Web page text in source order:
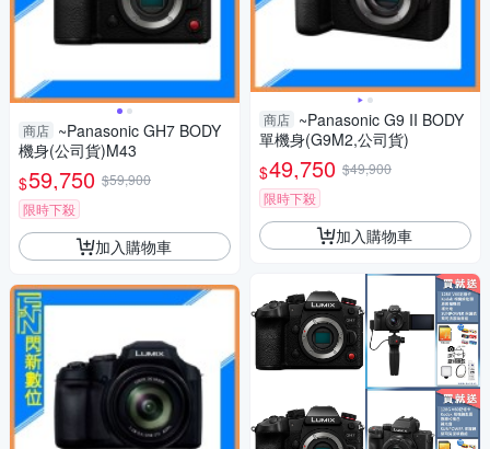
商店 ~Panasonic GH7 BODY
機身(公司貨)M43
$59,750 $59,900
限時下殺
加入購物車
商店 ~Panasonic G9 II BODY
單機身(G9M2,公司貨)
$49,750 $49,900
限時下殺
加入購物車